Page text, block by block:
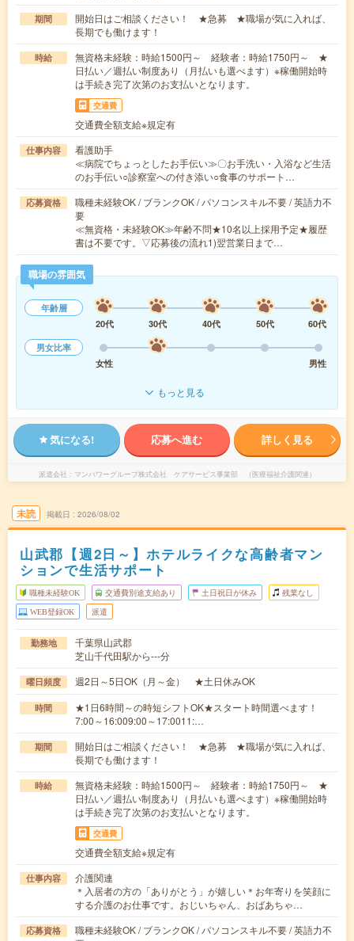
期間
開始日はご相談ください！ ★急募 ★職場が気に入れば、
長期でも働けます！
時給
無資格未経験：時給1500円～ 経験者：時給1750円～ ★
日払い／週払い制度あり（月払いも選べます）※稼働開始時
は手続き完了次第のお支払いとなります。
交通費
交通費全額支給※規定有
仕事内容
看護助手
≪病院でちょっとしたお手伝い≫〇お手洗い・入浴など生活
のお手伝い○診察室への付き添い○食事のサポート…
応募資格
職種未経験OK / ブランクOK / パソコンスキル不要 / 英語力不
要
≪無資格・未経験OK≫年齢不問★10名以上採用予定★履歴
書は不要です。▽応募後の流れ1)翌営業日まで…
職場の雰囲気
年齢層
20代
30代 40代 50代
60代
男女比率
女性
男性
もっと見る
気になる! 応募へ進む 詳しく見る
派遣会社 マンパワーグループ株式会社 ケアサービス事業部 （医療福祉介護関連）
未読 掲載日 2026/08/02
山武郡【週2日～】ホテルライクな高齢者マン
ションで生活サポート
職種未経験OK 交通費別途支給あり 土日祝日が休み 残業なし
WEB登録OK 派遣
勤務地
千葉県山武郡
芝山千代田駅から---分
曜日頻度 週2日～5日OK（月～金） ★土日休みOK
時間
★1日6時間～の時短シフトOK★スタート時間選べます！
7:00～16:009:00～17:0011:…
期間
開始日はご相談ください！ ★急募 ★職場が気に入れば、
長期でも働けます！
時給
無資格未経験：時給1500円～ 経験者：時給1750円～ ★
日払い／週払い制度あり（月払いも選べます）※稼働開始時
は手続き完了次第のお支払いとなります。
交通費
交通費全額支給※規定有
仕事内容
介護関連
＊入居者の方の「ありがとう」が嬉しい＊お年寄りを笑顔に
する介護のお仕事です。おじいちゃん、おばあちゃ…
応募資格
職種未経験OK / ブランクOK / パソコンスキル不要 / 英語力不